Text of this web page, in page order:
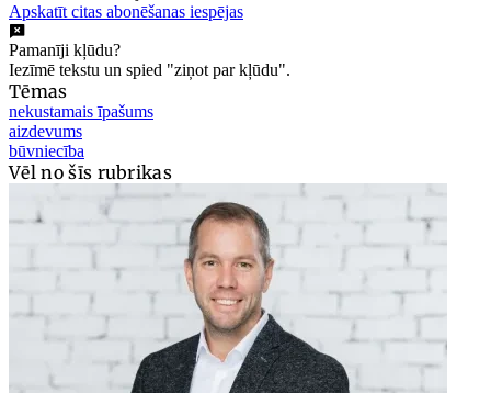
Apskatīt citas abonēšanas iespējas
Pamanīji kļūdu?
Iezīmē tekstu un spied "ziņot par kļūdu".
Tēmas
nekustamais īpašums
aizdevums
būvniecība
Vēl no šīs rubrikas